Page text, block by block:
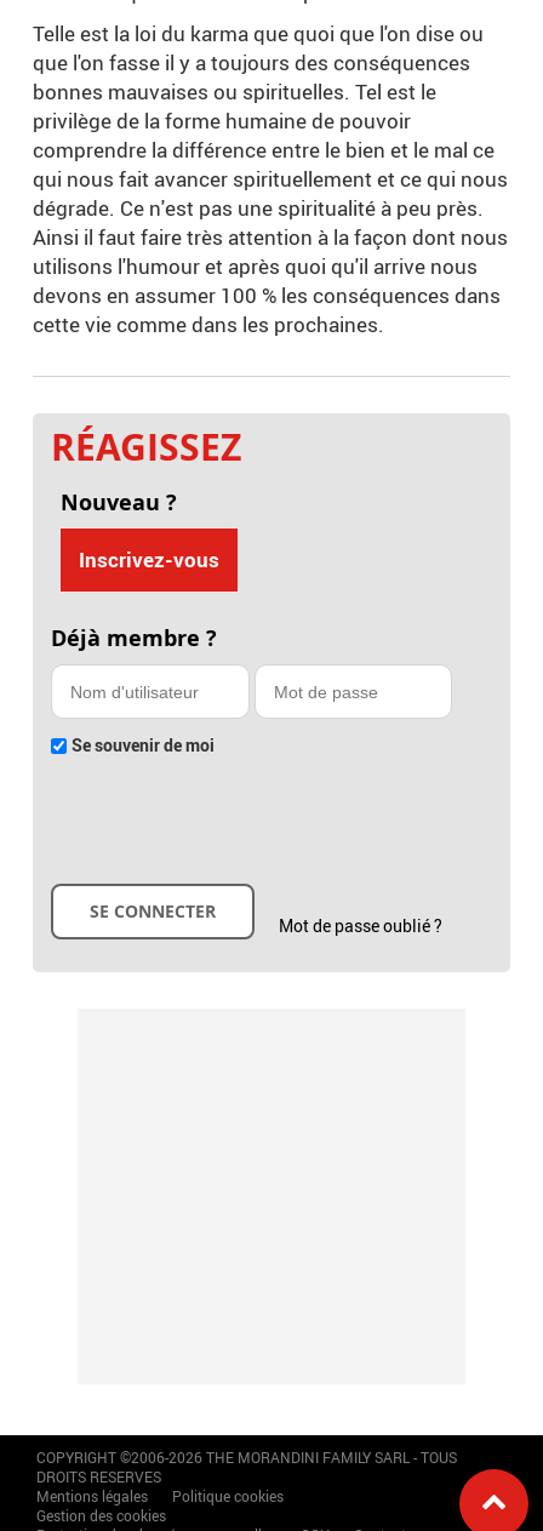
Telle est la loi du karma que quoi que l'on dise ou
que l'on fasse il y a toujours des conséquences
bonnes mauvaises ou spirituelles. Tel est le
privilège de la forme humaine de pouvoir
comprendre la différence entre le bien et le mal ce
qui nous fait avancer spirituellement et ce qui nous
dégrade. Ce n'est pas une spiritualité à peu près.
Ainsi il faut faire très attention à la façon dont nous
utilisons l'humour et après quoi qu'il arrive nous
devons en assumer 100 % les conséquences dans
cette vie comme dans les prochaines.
RÉAGISSEZ
Nouveau ?
Inscrivez-vous
Déjà membre ?
Se souvenir de moi
Mot de passe oublié ?
COPYRIGHT ©2006-2026 THE MORANDINI FAMILY SARL - TOUS
DROITS RESERVES
Mentions légales
Politique cookies
Gestion des cookies